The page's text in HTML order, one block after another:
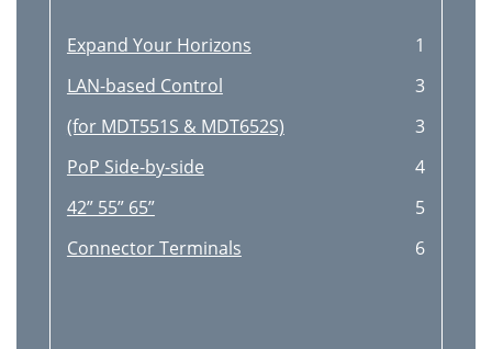
Expand Your Horizons
1
LAN-based Control
3
(for MDT551S & MDT652S)
3
PoP Side-by-side
4
42” 55” 65”
5
Connector Terminals
6